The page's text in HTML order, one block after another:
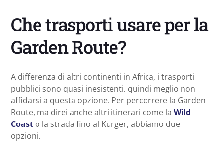
Che trasporti usare per la
Garden Route?
A differenza di altri continenti in Africa, i trasporti
pubblici sono quasi inesistenti, quindi meglio non
affidarsi a questa opzione. Per percorrere la Garden
Route, ma direi anche altri itinerari come la Wild
Coast o la strada fino al Kurger, abbiamo due
opzioni.